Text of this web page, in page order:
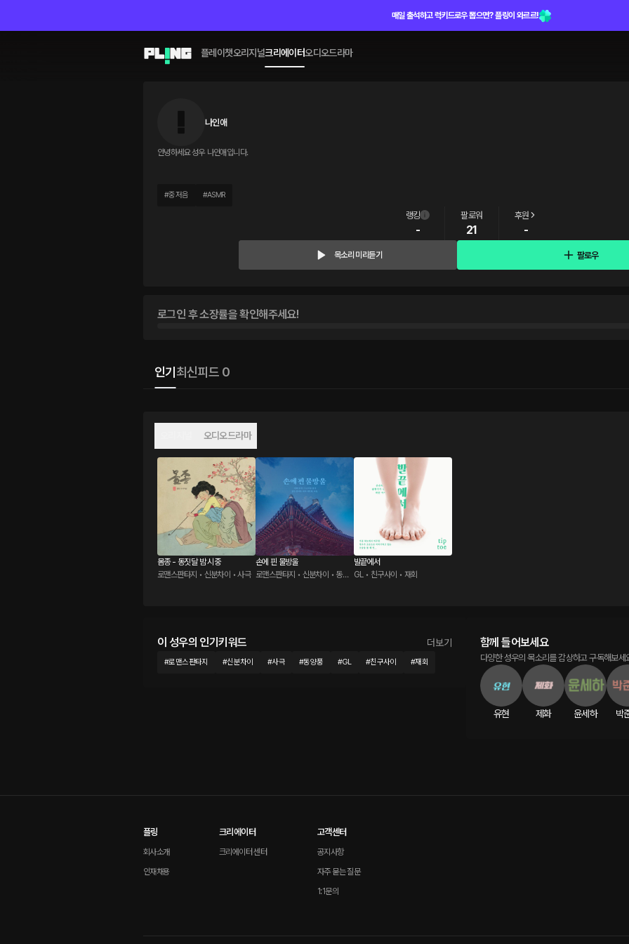
매일 출석하고 럭키드로우 뽑으면? 플링이 와르르!
플레이챗오리지널크리에이터오디오드라마
나인애
안녕하세요 성우 나인애입니다.
#중저음 #ASMR
랭킹
-
팔로워
21
후원
-
목소리 미리듣기 팔로우
로그인 후 소장률을 확인해주세요!
인기 최신피드 0
오디오드라마
몸종 - 동짓달 밤 시중
로맨스판타지 • 신분차이 • 사극
손에 핀 물방울
로맨스판타지 • 신분차이 • 동양
발끝에서
GL • 친구사이 • 재회
이 성우의 인기키워드 더보기
#로맨스판타지 #신분차이 #사극 #동양풍 #GL #친구사이 #재회
함께 들어보세요
다양한 성우의 목소리를 감상하고 구독해보세
유현 제화 윤세하 박
플링
회사소개
인재채용
크리에이터
크리에이터 센터
고객센터
공지사항
자주 묻는 질문
1:1문의